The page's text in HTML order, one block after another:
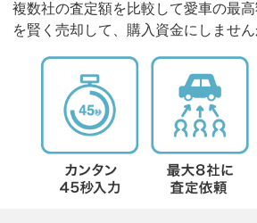
複数社の査定額を比較して愛車の最
を賢く売却して、購入資金にしません